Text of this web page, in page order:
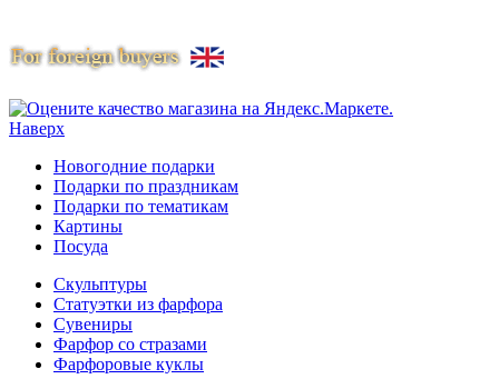
Наверх
Новогодние подарки
Подарки по праздникам
Подарки по тематикам
Картины
Посуда
Скульптуры
Статуэтки из фарфора
Сувениры
Фарфор со стразами
Фарфоровые куклы